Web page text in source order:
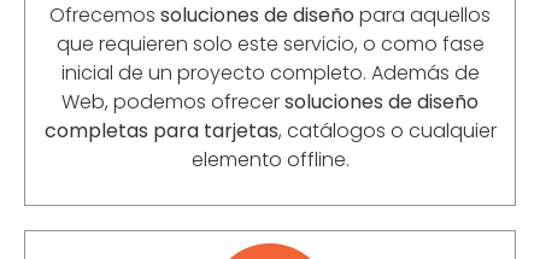
Ofrecemos soluciones de diseño para aquellos
que requieren solo este servicio, o como fase
inicial de un proyecto completo. Además de
Web, podemos ofrecersoluciones de diseño
completas para tarjetas, catálogos o cualquier
elemento offline.